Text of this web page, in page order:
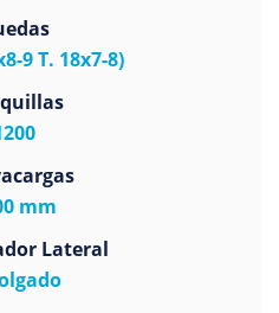
9 T. 18x7-8)
mm
Lateral